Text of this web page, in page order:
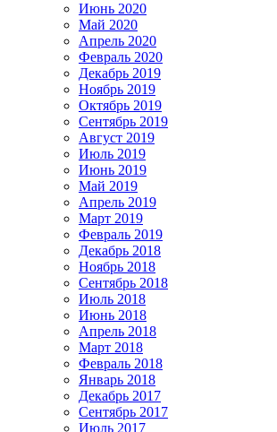
Июнь 2020
Май 2020
Апрель 2020
Февраль 2020
Декабрь 2019
Ноябрь 2019
Октябрь 2019
Сентябрь 2019
Август 2019
Июль 2019
Июнь 2019
Май 2019
Апрель 2019
Март 2019
Февраль 2019
Декабрь 2018
Ноябрь 2018
Сентябрь 2018
Июль 2018
Июнь 2018
Апрель 2018
Март 2018
Февраль 2018
Январь 2018
Декабрь 2017
Сентябрь 2017
Июль 2017